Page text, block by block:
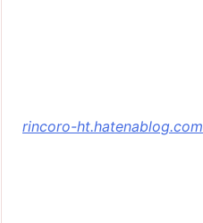
rincoro-ht.hatenablog.com